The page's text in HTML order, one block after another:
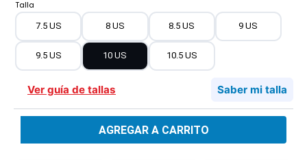
Talla
7.5 US 8 US 8.5 US 9 US
9.5 US 10 US 10.5 US
Ver guía de tallas Saber mi talla
AGREGAR A CARRITO